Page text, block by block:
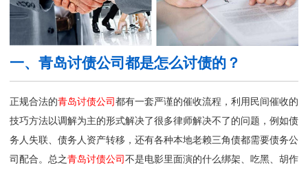
一、青岛讨债公司都是怎么讨债的？
正规合法的青岛讨债公司都有一套严谨的催收流程，利用民间催收的
技巧方法以调解为主的形式解决了很多律师解决不了的问题，例如债
务人失联、债务人资产转移，还有各种本地老赖三角债都需要债务公
司配合。总之青岛讨债公司不是电影里面演的什么绑架、吃黑、胡作